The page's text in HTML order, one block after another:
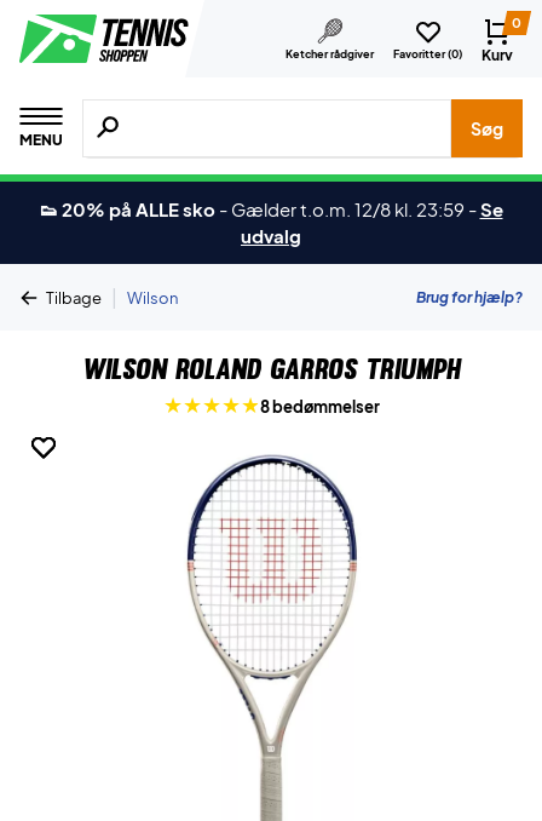
Ketcher rådgiver Favoritter (0)
0
Kurv
MENU
Søg efter produkter, mærker etc.
Søg
👟 20% på ALLE sko - Gælder t.o.m. 12/8 kl. 23:59 -Se
udvalg
Tilbage | Wilson Brug for hjælp?
Wilson Roland Garros Triumph
8 bedømmelser